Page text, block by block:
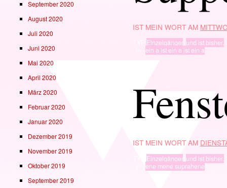
IST MEIN WORT AM
Einzelgänger, und ist bisher.
ein a ist ein a ist ein a
IST MEIN WORT AM
Einzelgänger, und ist bisher.
ene mene suprahene
September 2020
August 2020
Juli 2020
Juni 2020
Mai 2020
April 2020
März 2020
Februar 2020
Januar 2020
Dezember 2019
November 2019
Oktober 2019
September 2019